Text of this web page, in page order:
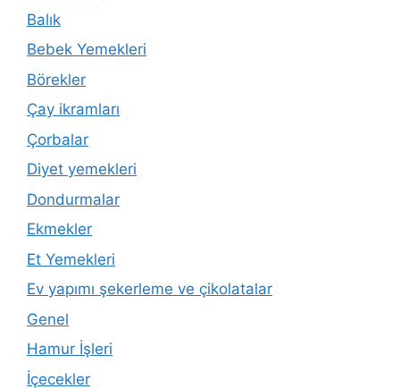
Balık
Bebek Yemekleri
Börekler
Çay ikramları
Çorbalar
Diyet yemekleri
Dondurmalar
Ekmekler
Et Yemekleri
Ev yapımı şekerleme ve çikolatalar
Genel
Hamur İşleri
İçecekler